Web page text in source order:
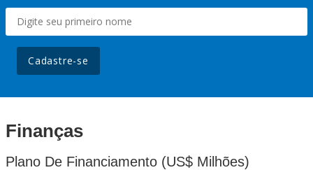
Cadastre-se
Finanças
Plano De Financiamento (US$ Milhões)